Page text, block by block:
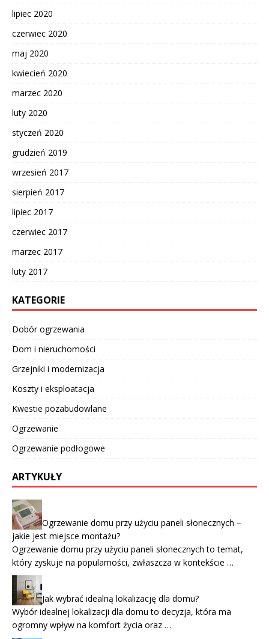
lipiec 2020
czerwiec 2020
maj 2020
kwiecień 2020
marzec 2020
luty 2020
styczeń 2020
grudzień 2019
wrzesień 2017
sierpień 2017
lipiec 2017
czerwiec 2017
marzec 2017
luty 2017
KATEGORIE
Dobór ogrzewania
Dom i nieruchomości
Grzejniki i modernizacja
Koszty i eksploatacja
Kwestie pozabudowlane
Ogrzewanie
Ogrzewanie podłogowe
ARTYKUŁY
Ogrzewanie domu przy użyciu paneli słonecznych –
jakie jest miejsce montażu?
Ogrzewanie domu przy użyciu paneli słonecznych to temat,
który zyskuje na popularności, zwłaszcza w kontekście …
Jak wybrać idealną lokalizację dla domu?
Wybór idealnej lokalizacji dla domu to decyzja, która ma
ogromny wpływ na komfort życia oraz …